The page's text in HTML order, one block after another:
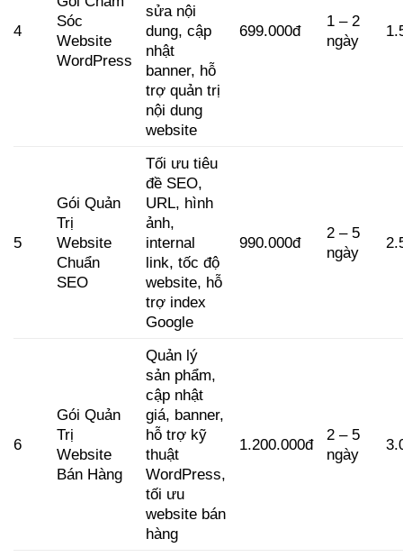
4
Sóc
Website
WordPress
sửa nội
dung, cập
nhật
banner, hỗ
trợ quản trị
nội dung
website
699.000đ
1 – 2
ngày
5
Gói Quản
Trị
Website
Chuẩn
SEO
Tối ưu tiêu
đề SEO,
URL, hình
ảnh,
internal
link, tốc độ
website, hỗ
trợ index
Google
990.000đ
2 – 5
ngày
6
Gói Quản
Trị
Website
Bán Hàng
Quản lý
sản phẩm,
cập nhật
giá, banner,
hỗ trợ kỹ
thuật
WordPress,
tối ưu
website bán
hàng
1.200.000đ
2 – 5
ngày